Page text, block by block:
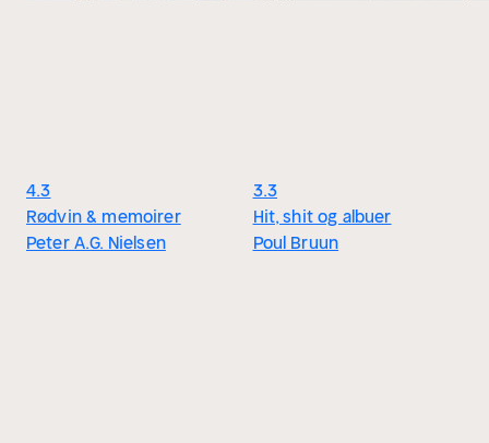
4.3
Rødvin & memoirer
Peter A.G. Nielsen
3.3
Hit, shit og albuer
Poul Bruun